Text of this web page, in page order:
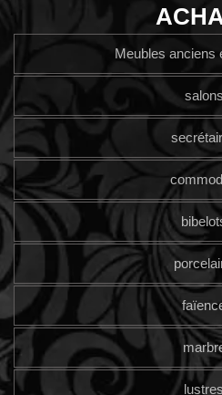
Meubles anciens
salons
lustres